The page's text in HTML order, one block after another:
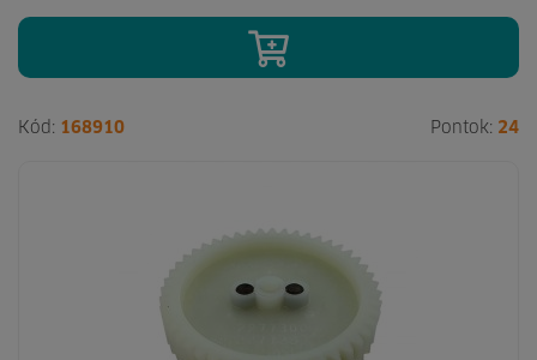
Kód: 168910 Pontok: 24